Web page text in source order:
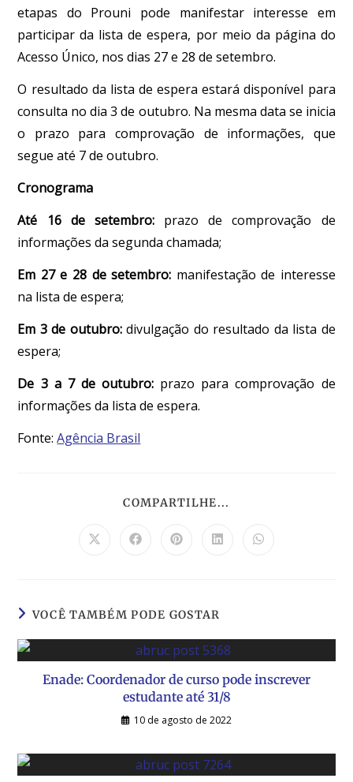
etapas do Prouni pode manifestar interesse em
participar da lista de espera, por meio da página do
Acesso Único, nos dias 27 e 28 de setembro.
O resultado da lista de espera estará disponível para
consulta no dia 3 de outubro. Na mesma data se inicia
o prazo para comprovação de informações, que
segue até 7 de outubro.
Cronograma
Até 16 de setembro: prazo de comprovação de
informações da segunda chamada;
Em 27 e 28 de setembro: manifestação de interesse
na lista de espera;
Em 3 de outubro:divulgação do resultado da lista de
espera;
De 3 a 7 de outubro: prazo para comprovação de
informações da lista de espera.
Fonte:Agência Brasil
COMPARTILHE...
VOCÊ TAMBÉM PODE GOSTAR
Enade: Coordenador de curso pode inscrever
estudante até 31/8
10 de agosto de 2022